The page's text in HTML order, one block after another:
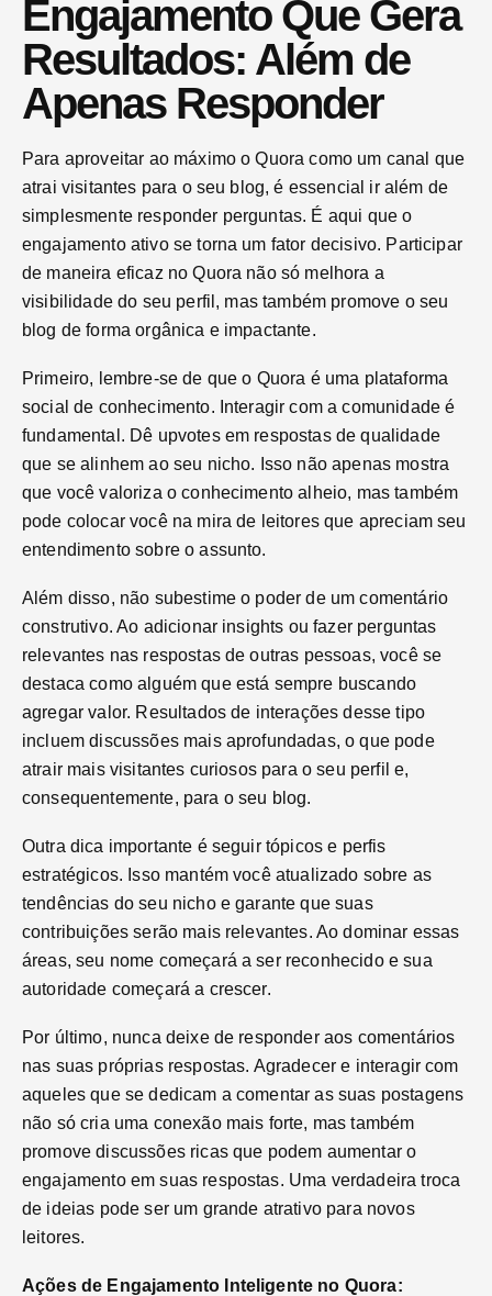
Engajamento Que Gera
Resultados: Além de
Apenas Responder
Para aproveitar ao máximo o Quora como um canal que
atrai visitantes para o seu blog, é essencial ir além de
simplesmente responder perguntas. É aqui que o
engajamento ativo se torna um fator decisivo. Participar
de maneira eficaz no Quora não só melhora a
visibilidade do seu perfil, mas também promove o seu
blog de forma orgânica e impactante.
Primeiro, lembre-se de que o Quora é uma plataforma
social de conhecimento. Interagir com a comunidade é
fundamental. Dê upvotes em respostas de qualidade
que se alinhem ao seu nicho. Isso não apenas mostra
que você valoriza o conhecimento alheio, mas também
pode colocar você na mira de leitores que apreciam seu
entendimento sobre o assunto.
Além disso, não subestime o poder de um comentário
construtivo. Ao adicionar insights ou fazer perguntas
relevantes nas respostas de outras pessoas, você se
destaca como alguém que está sempre buscando
agregar valor. Resultados de interações desse tipo
incluem discussões mais aprofundadas, o que pode
atrair mais visitantes curiosos para o seu perfil e,
consequentemente, para o seu blog.
Outra dica importante é seguir tópicos e perfis
estratégicos. Isso mantém você atualizado sobre as
tendências do seu nicho e garante que suas
contribuições serão mais relevantes. Ao dominar essas
áreas, seu nome começará a ser reconhecido e sua
autoridade começará a crescer.
Por último, nunca deixe de responder aos comentários
nas suas próprias respostas. Agradecer e interagir com
aqueles que se dedicam a comentar as suas postagens
não só cria uma conexão mais forte, mas também
promove discussões ricas que podem aumentar o
engajamento em suas respostas. Uma verdadeira troca
de ideias pode ser um grande atrativo para novos
leitores.
Ações de Engajamento Inteligente no Quora: